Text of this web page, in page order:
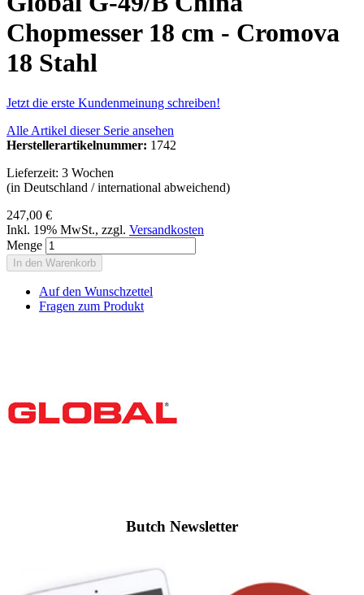
Chopmesser 18 cm - Cromova
18 Stahl
Jetzt die erste Kundenmeinung schreiben!
Alle Artikel dieser Serie ansehen
Herstellerartikelnummer: 1742
Lieferzeit: 3 Wochen
(in Deutschland / international abweichend)
247,00 €
Inkl. 19% MwSt., zzgl. Versandkosten
Menge
In den Warenkorb
Auf den Wunschzettel
Fragen zum Produkt
Butch Newsletter